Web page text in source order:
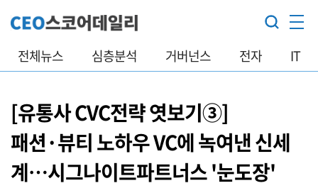
전체뉴스 심층분석 거버넌스 전자 IT
[유통사 CVC전략 엿보기③]
패션·뷰티 노하우 VC에 녹여낸 신세
계…시그나이트파트너스 '눈도장'